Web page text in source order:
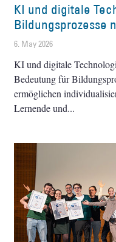
KI und digitale
Bildungsprozesse
6. May 2026
KI und digitale
Bedeutung für
ermöglichen
Lernende und